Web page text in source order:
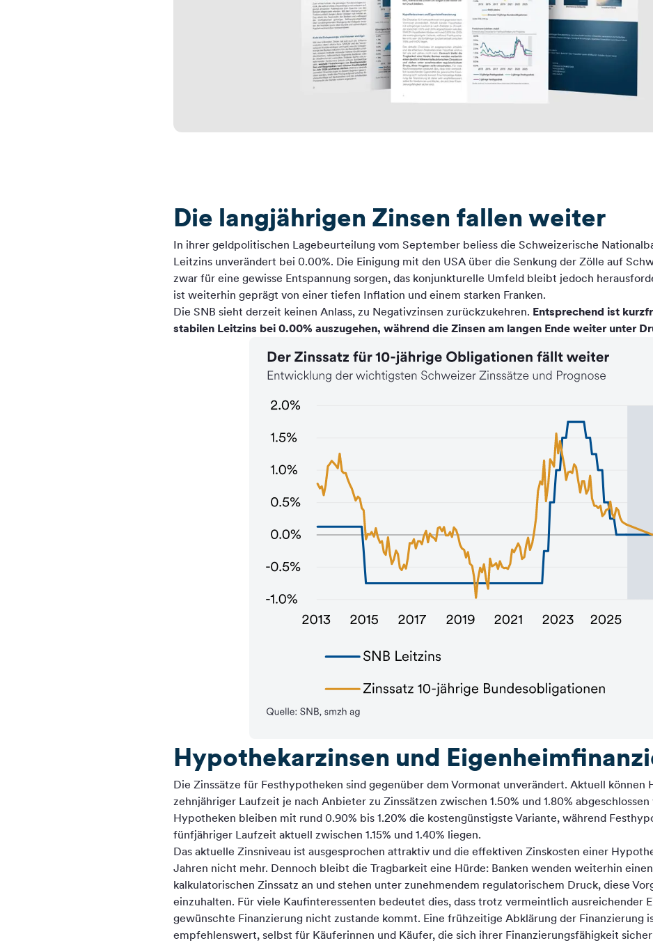
Die langjährigen Zinsen fallen weiter
In ihrer geldpolitischen Lagebeurteilung vom September beliess die Schweizerische
Leitzins unverändert bei 0.00%. Die Einigung mit den USA über die Senkung der Zölle auf
zwar für eine gewisse Entspannung sorgen, das konjunkturelle Umfeld bleibt jedoch
ist weiterhin geprägt von einer tiefen Inflation und einem starken Franken.
Die SNB sieht derzeit keinen Anlass, zu Negativzinsen zurückzukehren. Entsprechend ist
stabilen Leitzins bei 0.00% auszugehen, während die Zinsen am langen Ende weiter unter
Hypothekarzinsen und
Die Zinssätze für Festhypotheken sind gegenüber dem Vormonat unverändert. Aktuell können
zehnjähriger Laufzeit je nach Anbieter zu Zinssätzen zwischen 1.50% und 1.80%
Hypotheken bleiben mit rund 0.90% bis 1.20% die kostengünstigste Variante, während
fünfjähriger Laufzeit aktuell zwischen 1.15% und 1.40% liegen.
Das aktuelle Zinsniveau ist ausgesprochen attraktiv und die effektiven Zinskosten einer
Jahren nicht mehr. Dennoch bleibt die Tragbarkeit eine Hürde: Banken wenden weiterhin
kalkulatorischen Zinssatz an und stehen unter zunehmendem regulatorischem Druck, diese
einzuhalten. Für viele Kaufinteressenten bedeutet dies, dass trotz vermeintlich ausreichender
gewünschte Finanzierung nicht zustande kommt. Eine frühzeitige Abklärung der Finanzierung
empfehlenswert, selbst für Käuferinnen und Käufer, die sich ihrer Finanzierungsfähigkeit sicher